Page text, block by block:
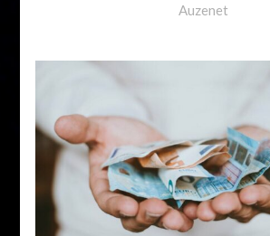
Auzenet